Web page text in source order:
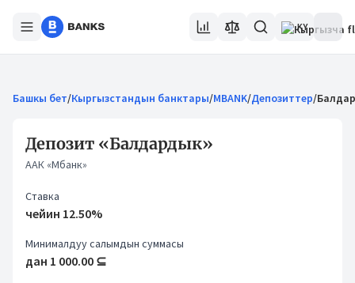
KY
Башкы бет/Кыргызстандын банктары/MBANK/Депозиттер/
Депозит «Балдардык»
ААК «Мбанк»
Ставка
чейин 12.50%
Минималдуу салымдын суммасы
дан 1 000.00 ⊆